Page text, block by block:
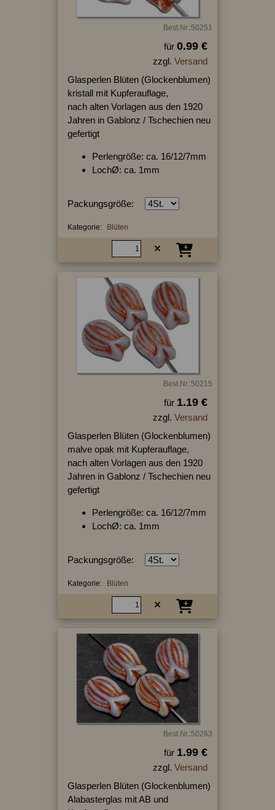
Best.Nr.:50251
für 0.99 €
zzgl. Versand
Glasperlen Blüten (Glockenblumen)
kristall mit Kupferauflage,
nach alten Vorlagen aus den 1920
Jahren in Gablonz / Tschechien neu
gefertigt
Perlengröße: ca. 16/12/7mm
LochØ: ca. 1mm
Packungsgröße:
Kategorie: Blüten
Best.Nr.:50215
für 1.19 €
zzgl. Versand
Glasperlen Blüten (Glockenblumen)
malve opak mit Kupferauflage,
nach alten Vorlagen aus den 1920
Jahren in Gablonz / Tschechien neu
gefertigt
Perlengröße: ca. 16/12/7mm
LochØ: ca. 1mm
Packungsgröße:
Kategorie: Blüten
Best.Nr.:50263
für 1.99 €
zzgl. Versand
Glasperlen Blüten (Glockenblumen)
Alabasterglas mit AB und